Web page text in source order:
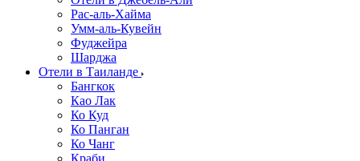
Рас-аль-Хайма
Умм-аль-Кувейн
Фуджейра
Шарджа
Отели в Таиланде
Бангкок
Као Лак
Ко Куд
Ко Панган
Ко Чанг
Краби